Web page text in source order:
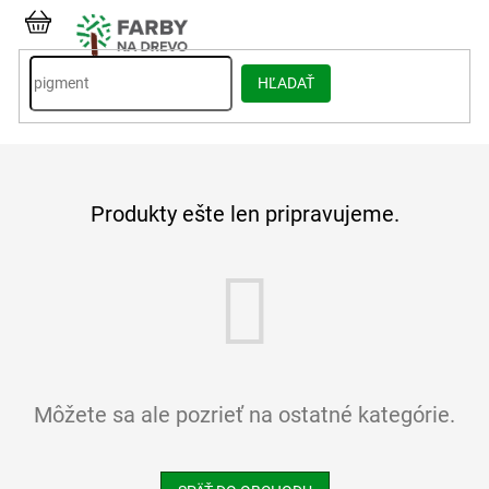
Prejsť
obsah
HĽADAŤ
NÁKUPNÝ
KOŠÍK
Produkty ešte len pripravujeme.
Môžete sa ale pozrieť na ostatné kategórie.